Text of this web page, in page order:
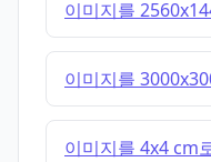
이미지를
이미지를
이미지를 4x4 cm